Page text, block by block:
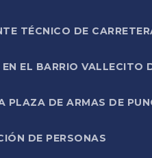
TÉCNICO DE
EL BARRIO VALLECITO
PLAZA DE ARMAS DE
DE PERSONAS